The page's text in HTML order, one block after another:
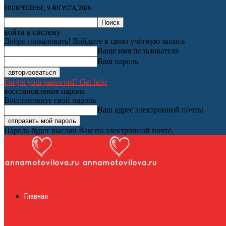
ВОСКРЕСЕНЬЕ, 9 АВГУСТА, 2026
войти в систему
Добро пожаловать! Войдите в свою учётную запись
Ваше имя пользователя
Ваш пароль
Forgot your password? Get help
восстановление пароля
Восстановите свой пароль
Ваш адрес электронной почты
Пароль будет выслан Вам по электронной почте.
Главная